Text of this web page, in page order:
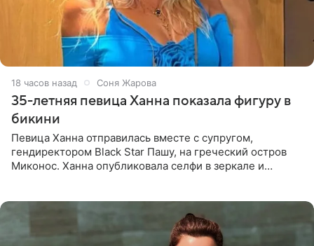
18 часов назад Соня Жарова
35-летняя певица Ханна показала фигуру в
бикини
Певица Ханна отправилась вместе с супругом,
гендиректором Black Star Пашу, на греческий остров
Миконос. Ханна опубликовала селфи в зеркале и